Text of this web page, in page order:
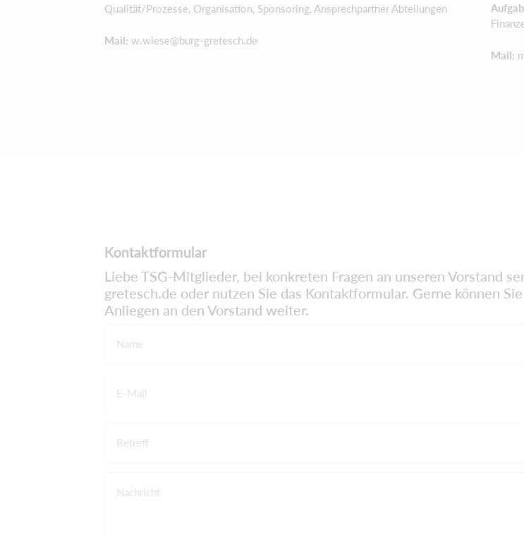
Qualität/Prozesse, Organisation, Sponsoring, Ansprechpartner Abteilungen
Mail: w.wiese@burg-gretesch.de
Mail:
Kontaktformular
Liebe TSG-Mitglieder, bei konkreten Fragen an unseren Vorstand
gretesch.de oder nutzen Sie das Kontaktformular. Gerne können
Anliegen an den Vorstand weiter.
Name
E-Mail
Betreff
Nachricht